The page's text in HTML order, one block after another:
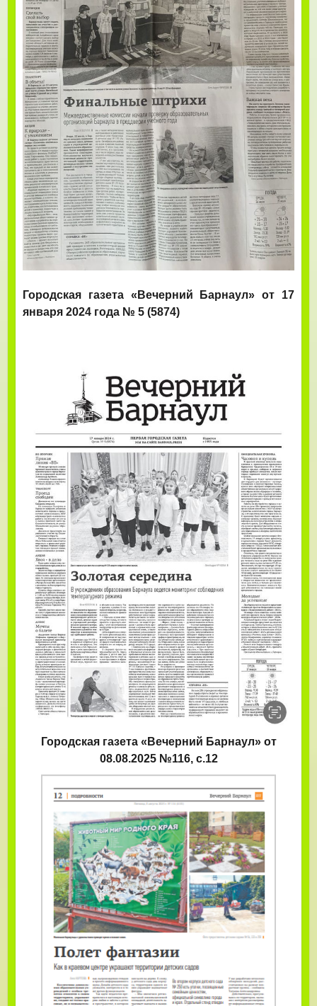
Городская газета «Вечерний Барнаул» от 17
января 2024 года № 5 (5874)
Городская газета «Вечерний Барнаул» от
08.08.2025 №116, с.12